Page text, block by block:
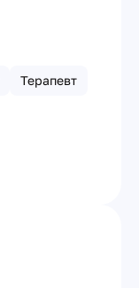
Терапевт